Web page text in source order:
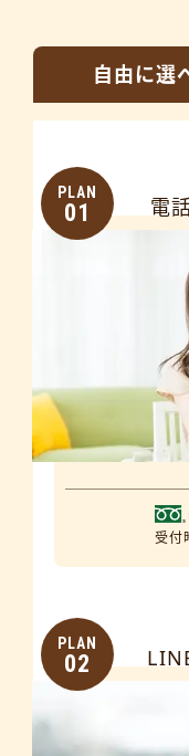
自由に選
PLAN
01 電
受付
PLAN
02